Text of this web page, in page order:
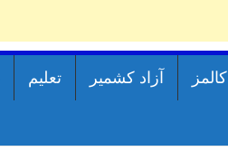
کالمز آزاد کشمیر تعلیم